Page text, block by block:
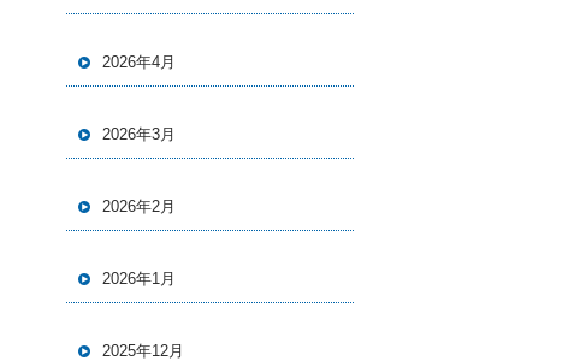
2026年4月
2026年3月
2026年2月
2026年1月
2025年12月